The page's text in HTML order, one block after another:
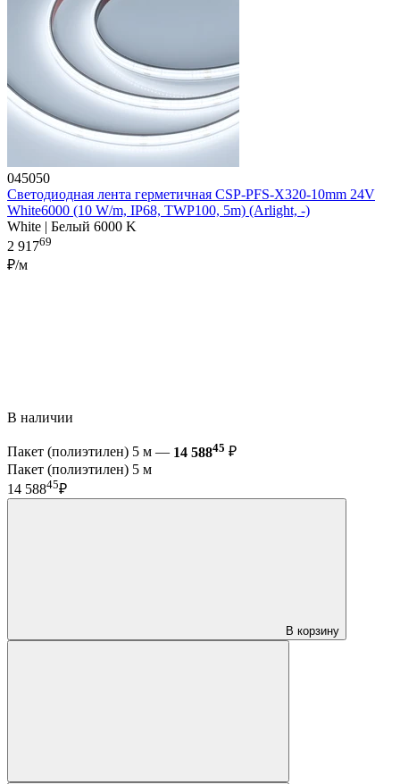
045050
Светодиодная лента герметичная CSP-PFS-X320-10mm 24V
White6000 (10 W/m, IP68, TWP100, 5m) (Arlight, -)
White | Белый 6000 K
2 91769
₽/м
В наличии
Пакет (полиэтилен) 5 м — 14 58845 ₽
Пакет (полиэтилен) 5 м
14 58845₽
В корзину